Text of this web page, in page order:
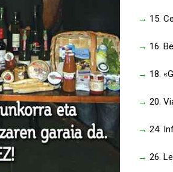
→ 15.
→ 16.
→ 18.
→ 20.
→ 24.
→ 26.